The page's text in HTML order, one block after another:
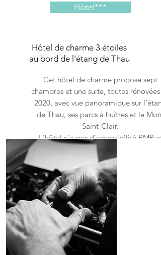
Hôtel***
Hôtel de charme 3 étoiles
au bord de l'étang de Thau
Cet hôtel de charme propose sept
chambres et une suite, toutes rénovées
2020, avec vue panoramique sur
de Thau, ses parcs à huîtres et le Mont
Saint-Clair.
L'hôtel n'a pas d'accessibilité PMR et
accepte les animaux de petites tailles.
De nombreuses prestations sont
proposées telles qu'un dispositif de